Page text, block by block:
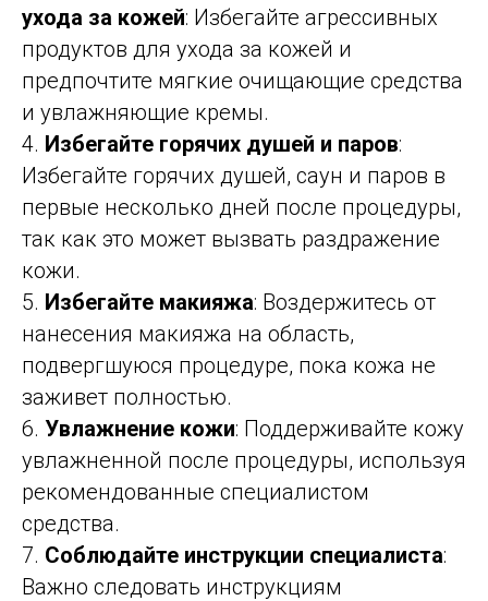
ухода за кожей: Избегайте агрессивных
продуктов для ухода за кожей и
предпочтите мягкие очищающие средства
и увлажняющие кремы.
4. Избегайте горячих душей и паров:
Избегайте горячих душей, саун и паров в
первые несколько дней после процедуры,
так как это может вызвать раздражение
кожи.
5. Избегайте макияжа: Воздержитесь от
нанесения макияжа на область,
подвергшуюся процедуре, пока кожа не
заживет полностью.
6. Увлажнение кожи: Поддерживайте кожу
увлажненной после процедуры, используя
рекомендованные специалистом
средства.
7. Соблюдайте инструкции специалиста:
Важно следовать инструкциям